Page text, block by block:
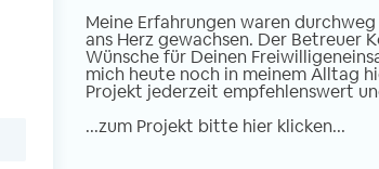
Meine Erfahrungen waren
ans Herz gewachsen. Der Betreuer
Wünsche für Deinen
mich heute noch in meinem Alltag
Projekt jederzeit empfehlenswert
...zum Projekt bitte hier klicken...